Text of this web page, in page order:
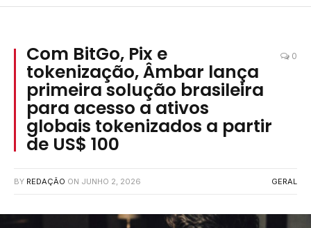
Com BitGo, Pix e
tokenização, Âmbar lança
primeira solução brasileira
para acesso a ativos
globais tokenizados a partir
de US$ 100
0
BY REDAÇÃO ON JUNHO 2, 2026 GERAL